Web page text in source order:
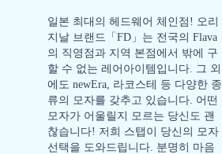
일본 최대의 헤드웨어 체인점! 오리
지날 브랜드「FD」는 전국의 Flava
의 직영점과 지역 본점에서 밖에 구
할 수 없는 레어아이템입니다. 그 외
에도 newEra, 라코스테 등 다양한 종
류의 모자를 갖추고 있습니다. 어떤
모자가 어울릴지 모르는 당신도 괜
찮습니다! 저희 스탭이 당신의 모자
선택을 도와드립니다. 분명히 마음